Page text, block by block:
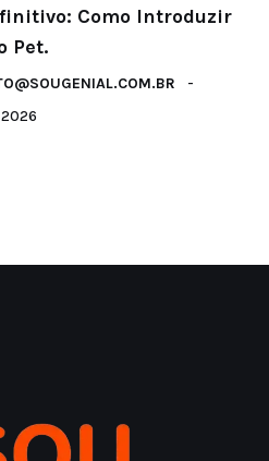
Como Introduzir
Pet.
2026